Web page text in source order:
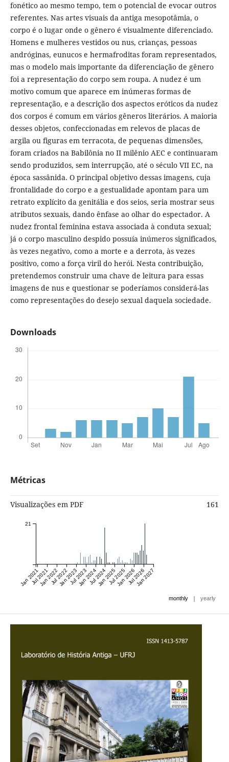
fonético ao mesmo tempo, tem o potencial de evocar outros
referentes. Nas artes visuais da antiga mesopotâmia, o
corpo é o lugar onde o gênero é visualmente diferenciado.
Homens e mulheres vestidos ou nus, crianças, pessoas
andróginas, eunucos e hermafroditas foram representados,
mas o modelo mais importante da diferenciação de gênero
foi a representação do corpo sem roupa. A nudez é um
motivo comum que aparece em inúmeras formas de
representação, e a descrição dos aspectos eróticos da nudez
dos corpos é comum em vários gêneros literários. A maioria
desses objetos, confeccionadas em relevos de placas de
argila ou figuras em terracota, de pequenas dimensões,
foram criados na Babilônia no II milênio AEC e continuaram
sendo produzidos, sem interrupção, até o século VII EC, na
época sassânida. O principal objetivo dessas imagens, cuja
frontalidade do corpo e a gestualidade apontam para um
retrato explícito da genitália e dos seios, seria mostrar seus
atributos sexuais, dando ênfase ao olhar do espectador. A
nudez frontal feminina estava associada à conduta sexual;
já o corpo masculino despido possuía inúmeros significados,
às vezes negativo, como a morte e a derrota, às vezes
positivo, como a força viril do herói. Nesta contribuição,
pretendemos construir uma chave de leitura para essas
imagens de nus e questionar se poderíamos considerá-las
como representações do desejo sexual daquela sociedade.
Downloads
Métricas
Visualizações em PDF 161
Jan 2021Jul 2021Jan 2022Jul 2022Jan 2023Jul 2023Jan 2024Jul 2024Jan 2025Jul 2025Jan 2026Jul 2026
Jan 2027
21
monthly | yearly